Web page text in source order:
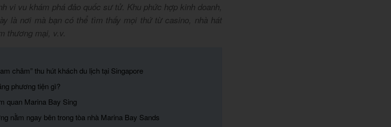
vi vu khám phá đảo quốc sư tử. Khu phức hợp kinh doanh,
là nơi mà bạn có thể tìm thấy mọi thứ từ casino, nhà hát
thương mại, v.v.
châm” thu hút khách du lịch tại Singapore
phương tiện gì?
quan Marina Bay Sing
nằm ngay bên trong tòa nhà Marina Bay Sands